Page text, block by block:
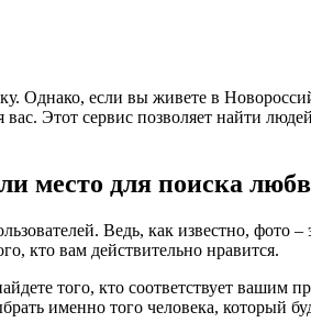
Однако, если вы живете в
Этот сервис позволяет найти
место для поиска
Ведь, как известно, фото
кто вам действительно нравится.
того, кто соответствует
именно того человека, который